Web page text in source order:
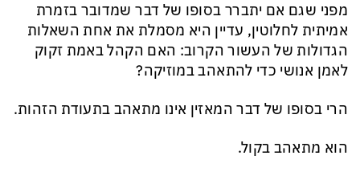
מפני שגם אם יתברר בסופו של דבר שמדובר בזמרת
אמיתית לחלוטין, עדיין היא מסמלת את אחת השאלות
הגדולות של העשור הקרוב: האם הקהל באמת זקוק
לאמן אנושי כדי להתאהב במוזיקה?
הרי בסופו של דבר המאזין אינו מתאהב בתעודת הזהות.
הוא מתאהב בקול.